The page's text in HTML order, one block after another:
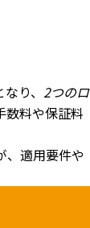
り、 2つのロ
数料や保証料
、適用要件や